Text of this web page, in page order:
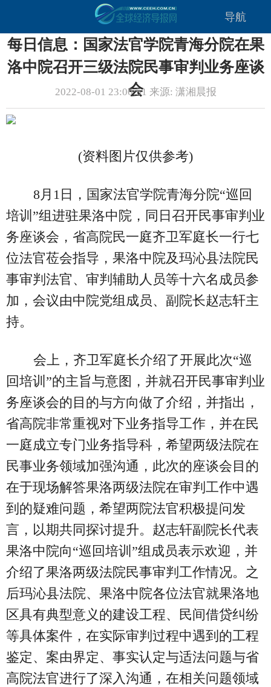
导航
每日信息：国家法官学院青海分院在果
洛中院召开三级法院民事审判业务座谈
会
2022-08-01 23:00:51 来源: 潇湘晨报
(资料图片仅供参考)
8月1日，国家法官学院青海分院“巡回
培训”组进驻果洛中院，同日召开民事审判业
务座谈会，省高院民一庭齐卫军庭长一行七
位法官莅会指导，果洛中院及玛沁县法院民
事审判法官、审判辅助人员等十六名成员参
加，会议由中院党组成员、副院长赵志轩主
持。
会上，齐卫军庭长介绍了开展此次“巡
回培训”的主旨与意图，并就召开民事审判业
务座谈会的目的与方向做了介绍，并指出，
省高院非常重视对下业务指导工作，并在民
一庭成立专门业务指导科，希望两级法院在
民事业务领域加强沟通，此次的座谈会目的
在于现场解答果洛两级法院在审判工作中遇
到的疑难问题，希望两院法官积极提问发
言，以期共同探讨提升。赵志轩副院长代表
果洛中院向“巡回培训”组成员表示欢迎，并
介绍了果洛两级法院民事审判工作情况。之
后玛沁县法院、果洛中院各位法官就果洛地
区具有典型意义的建设工程、民间借贷纠纷
等具体案件，在实际审判过程中遇到的工程
鉴定、案由界定、事实认定与适法问题与省
高院法官进行了深入沟通，在相关问题领域